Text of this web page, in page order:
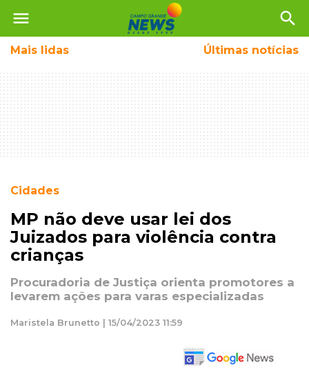
menu search
Mais lidas Últimas notícias
Cidades
MP não deve usar lei dos
Juizados para violência contra
crianças
Procuradoria de Justiça orienta promotores a
levarem ações para varas especializadas
Maristela Brunetto | 15/04/2023 11:59